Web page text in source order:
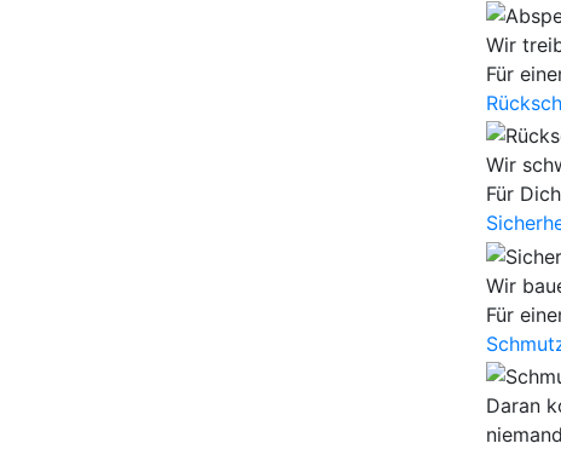
Wir
Für
Wir
Für
Wir
Für
Daran